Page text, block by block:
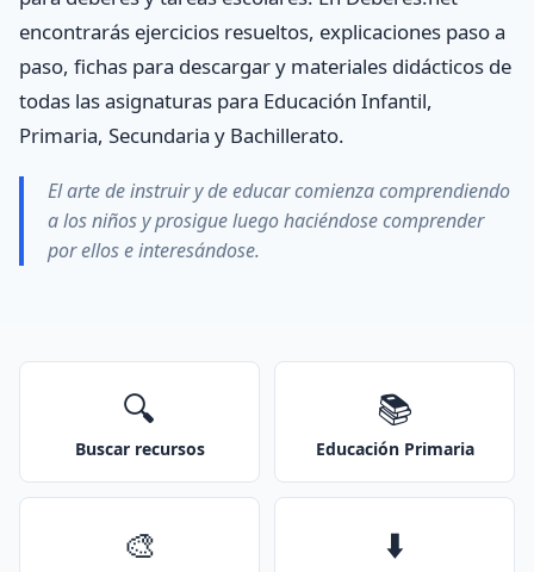
encontrarás ejercicios resueltos, explicaciones paso a
paso, fichas para descargar y materiales didácticos de
todas las asignaturas para Educación Infantil,
Primaria, Secundaria y Bachillerato.
El arte de instruir y de educar comienza comprendiendo
a los niños y prosigue luego haciéndose comprender
por ellos e interesándose.
🔍
Buscar recursos
📚
Educación Primaria
🎨 ⬇️